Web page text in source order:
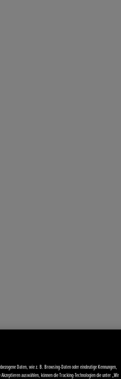
Daten, wie z. B. Browsing-Daten oder eindeutige Kennungen,
auswählen, können die Tracking-Technologien die unter „Wir